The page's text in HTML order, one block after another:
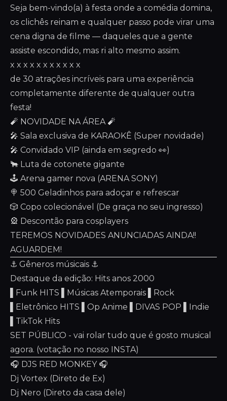
Seja bem-vindo(a) à festa onde a comédia domina,
os clichês reinam e qualquer passo pode virar uma
cena digna de filme — daqueles que a gente
assiste escondido, mas ri alto mesmo assim.
x x x x x x x x x x x
de 30 atrações incríveis para uma experiência
completamente diferente de qualquer outra
festa!
🧨 NOVIDADE NA ÁREA 🧨
🎤 Sala exclusiva de KARAOKÊ (Super novidade)
🎤 Convidado VIP (ainda em segredo 👀)
🐂 Luta de cotonete gigante
🕹️ Arena gamer nova (ARENA SONY)
🍭 500 Geladinhos para adoçar e refrescar
🎲 Copo colecionável (De graça no seu ingresso)
🎡 Descontão para cosplayers
TEREMOS NOVIDADES ANUNCIADAS AINDA!!
AGUARDEM!
⚓️ Gêneros músicais ⚓️
Destaque da edição: Hits anos 2000
▌Funk HITS ▌Músicas Atemporais ▌Rock
▌Eletrônico HITS ▌Op Anime ▌DIVAS POP ▌Indie
▌TikTok Hits
SET PÚBLICO - vai rolar tudo que é gosto musical
agora. (votação no nosso INSTA)
🎧 DJS RED MONKEY 🎧
Dj Vortex (Direto de Ex)
Dj Nero (Direto da casa dele)